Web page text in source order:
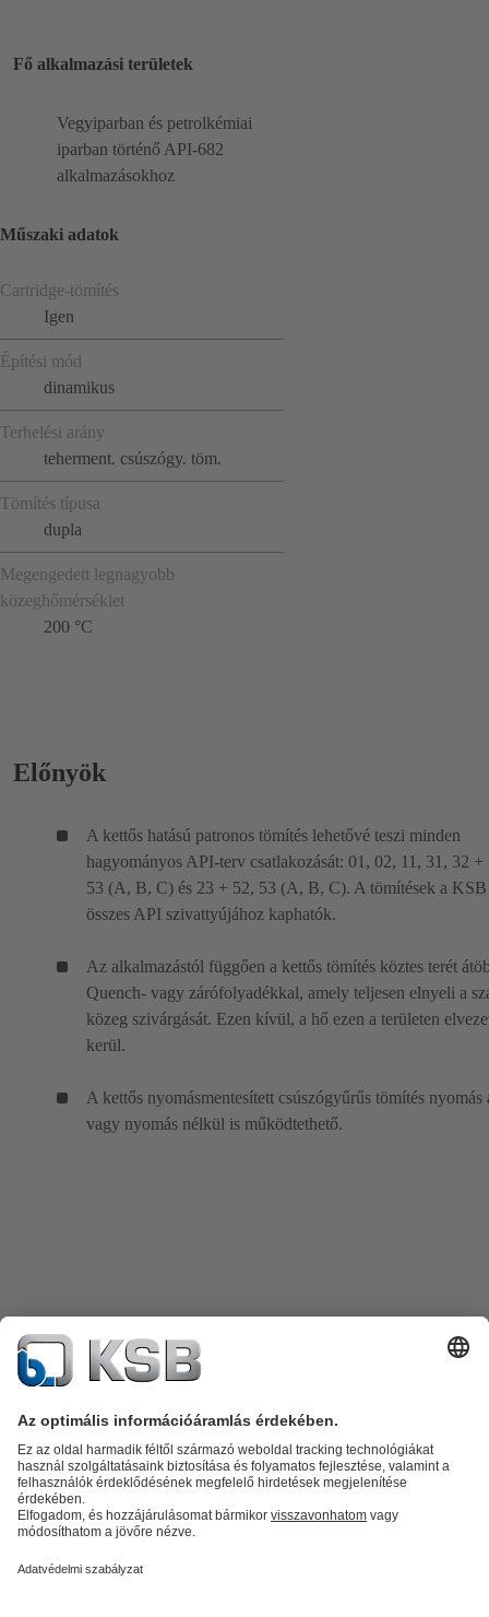
Fő alkalmazási területek
Vegyiparban és petrolkémiai
iparban történő API-682
alkalmazásokhoz
Műszaki adatok
Cartridge-tömítés
Igen
Építési mód
dinamikus
Terhelési arány
teherment. csúszógy. töm.
Tömítés típusa
dupla
Megengedett legnagyobb
közeghőmérséklet
200 °C
Előnyök
A kettős hatású patronos tömítés lehetővé teszi minden
hagyományos API-terv csatlakozását: 01, 02, 11, 31, 32 +
53 (A, B, C) és 23 + 52, 53 (A, B, C). A tömítések a KSB
összes API szivattyújához kaphatók.
Az alkalmazástól függően a kettős tömítés köztes terét
Quench- vagy zárófolyadékkal, amely teljesen elnyeli a
közeg szivárgását. Ezen kívül, a hő ezen a területen
kerül.
A kettős nyomásmentesített csúszógyűrűs tömítés nyomás
vagy nyomás nélkül is működtethető.